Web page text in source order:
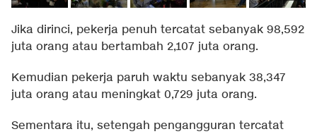
Jika dirinci, pekerja penuh tercatat sebanyak 98,592
juta orang atau bertambah 2,107 juta orang.
Kemudian pekerja paruh waktu sebanyak 38,347
juta orang atau meningkat 0,729 juta orang.
Sementara itu, setengah pengangguran tercatat